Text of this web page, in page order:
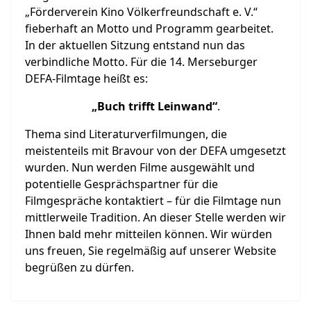
„Förderverein Kino Völkerfreundschaft e. V.“
fieberhaft an Motto und Programm gearbeitet.
In der aktuellen Sitzung entstand nun das
verbindliche Motto. Für die 14. Merseburger
DEFA-Filmtage heißt es:
„Buch trifft Leinwand“.
Thema sind Literaturverfilmungen, die
meistenteils mit Bravour von der DEFA umgesetzt
wurden. Nun werden Filme ausgewählt und
potentielle Gesprächspartner für die
Filmgespräche kontaktiert – für die Filmtage nun
mittlerweile Tradition. An dieser Stelle werden wir
Ihnen bald mehr mitteilen können. Wir würden
uns freuen, Sie regelmäßig auf unserer Website
begrüßen zu dürfen.